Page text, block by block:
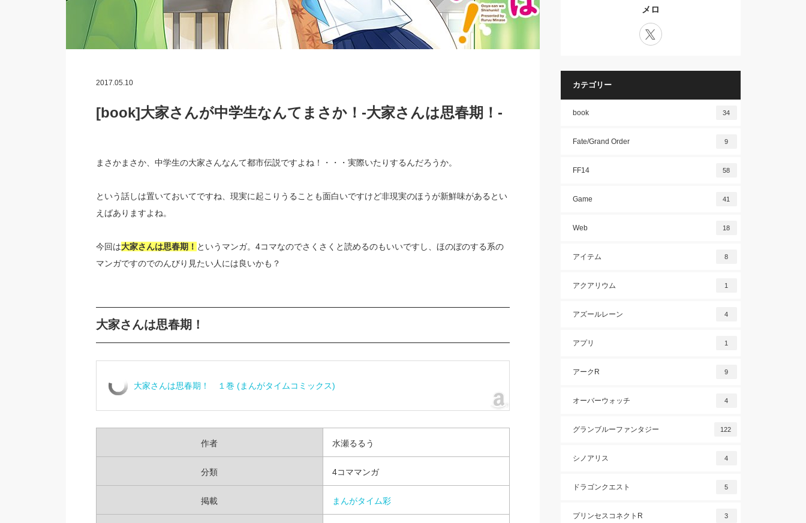
2017.05.10
[book]大家さんが中学生なんてまさか！-大家さんは思春期！-
まさかまさか、中学生の大家さんなんて都市伝説ですよね！・・・実際いたりするんだろうか。
という話しは置いておいてですね、現実に起こりうることも面白いですけど非現実のほうが新鮮味があるとい
えばありますよね。
今回は大家さんは思春期！ というマンガ。4コマなのでさくさくと読めるのもいいですし、ほのぼのする系の
マンガですのでのんびり見たい人には良いかも？
大家さんは思春期！
大家さんは思春期！ １巻 (まんがタイムコミックス)
作者 水瀬るるう
分類 4コママンガ
掲載 まんがタイム彩
メロ
カテゴリー
book 34
Fate/Grand Order 9
FF14 58
Game 41
Web 18
アイテム 8
アクアリウム 1
アズールレーン 4
アプリ 1
アークR 9
オーバーウォッチ 4
グランブルーファンタジー 122
シノアリス 4
ドラゴンクエスト 5
プリンセスコネクトR 3